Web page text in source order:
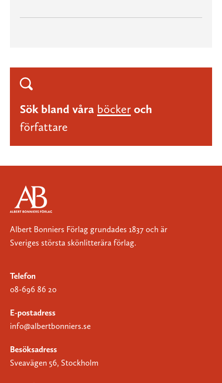
Sök bland våra böcker och
författare
Albert Bonniers Förlag grundades 1837 och är
Sveriges största skönlitterära förlag.
Telefon
08-696 86 20
E-postadress
info@albertbonniers.se
Besöksadress
Sveavägen 56, Stockholm